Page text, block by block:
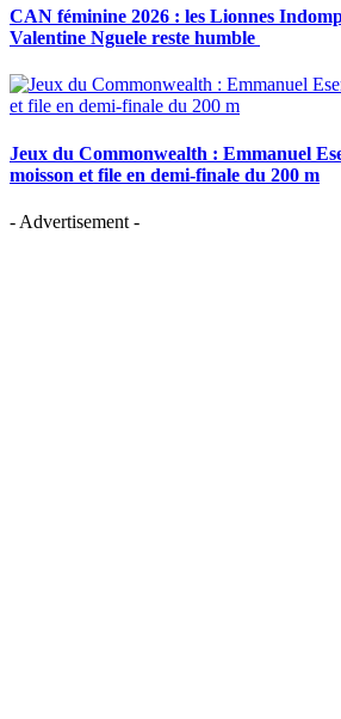
CAN féminine 2026 : les Lionnes
Valentine Nguele reste humble
Jeux du Commonwealth : Emmanuel
moisson et file en demi-finale du 200 m
- Advertisement -